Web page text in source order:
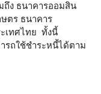
ง ธนาคารออมสิน
ตร ธนาคาร
เทศไทย ทั้งนี้
ถใช้ชำระหนี้ได้ตาม